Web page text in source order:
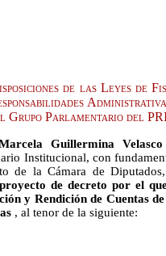
de las Leyes de
Grupo Parlamentario del
Guillermina Velasco
Institucional, con
de la Cámara de
de decreto por el
y Rendición de Cuentas
, al tenor de la siguiente: